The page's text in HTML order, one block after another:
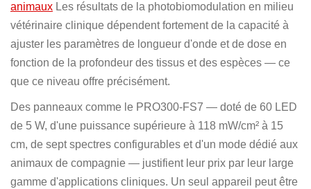
animaux Les résultats de la photobiomodulation en milieu
vétérinaire clinique dépendent fortement de la capacité à
ajuster les paramètres de longueur d'onde et de dose en
fonction de la profondeur des tissus et des espèces — ce
que ce niveau offre précisément.
Des panneaux comme le PRO300-FS7 — doté de 60 LED
de 5 W, d'une puissance supérieure à 118 mW/cm² à 15
cm, de sept spectres configurables et d'un mode dédié aux
animaux de compagnie — justifient leur prix par leur large
gamme d'applications cliniques. Un seul appareil peut être